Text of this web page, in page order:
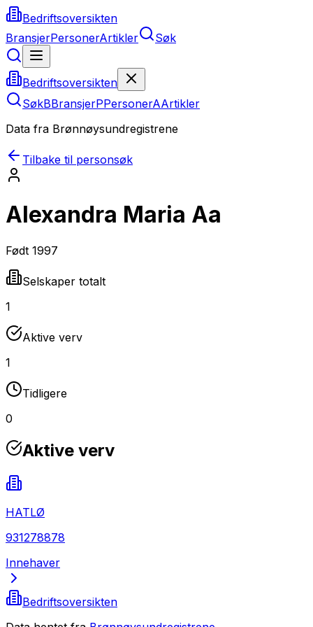
Bedriftsoversikten
BransjerPersonerArtikler Søk
Bedriftsoversikten
SøkBBransjerPPersonerAArtikler
Data fra Brønnøysundregistrene
Tilbake til personsøk
Alexandra Maria Aa
Født 1997
Selskaper totalt
1
Aktive verv
1
Tidligere
0
Aktive verv
HATLØ
931278878
Innehaver
Bedriftsoversikten